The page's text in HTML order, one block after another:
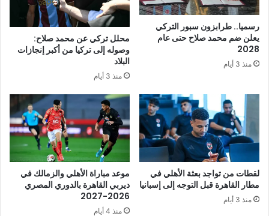
رسميا.. طرابزون سبور التركي
يعلن ضم محمد صلاح حتى عام
2028
منذ 3 أيام
محلل تركي عن محمد صلاح:
وصوله إلى تركيا من أكبر إنجازات
البلاد
منذ 3 أيام
لقطات من تواجد بعثة الأهلي في
مطار القاهرة قبل التوجه إلى إسبانيا
منذ 3 أيام
موعد مباراة الأهلي والزمالك في
ديربي القاهرة بالدوري المصري
2026-2027
منذ 4 أيام